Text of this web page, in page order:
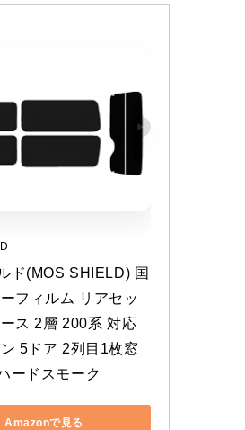
ド(MOS SHIELD) 国
フィルム リアセッ
ース 2層 200系 対応
5ドア 2列目1枚窓
ードスモーク
Amazonで見る